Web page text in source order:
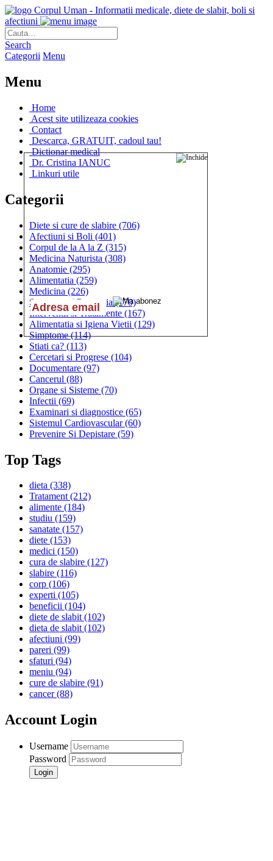
Corpul Uman - Informatii medicale, diete de slabit, boli si
afectiuni
Search
Categorii Menu
Menu
Home
Acest site utilizeaza cookies
Contact
Descarca, GRATUIT, cadoul tau!
Dictionar medical
Dr. Cristina IANUC
Linkuri utile
Categorii
Diete si cure de slabire (706)
Afectiuni si Boli (401)
Corpul de la A la Z (315)
Medicina Naturista (308)
Anatomie (295)
Alimentatia (259)
Medicina (226)
Sanatatea si Preventia(170)
Interventii si Tratamente (167)
Alimentatia si Igiena Vietii (129)
Simptome(114)
Stiati ca? (113)
Cercetari si Progrese (104)
Documentare (97)
Cancerul (88)
Organe si Sisteme (70)
Infectii (69)
Examinari si diagnostice (65)
Sistemul Cardiovascular(60)
Prevenire Si Depistare (59)
Top Tags
dieta (338)
Tratament(212)
alimente (184)
studiu (159)
sanatate (157)
diete (153)
medici (150)
cura de slabire (127)
slabire (116)
corp (106)
experti (105)
beneficii (104)
diete de slabit(102)
dieta de slabit(102)
afectiuni (99)
pareri (99)
sfaturi (94)
meniu (94)
cure de slabire (91)
cancer(88)
Account Login
Username
Password